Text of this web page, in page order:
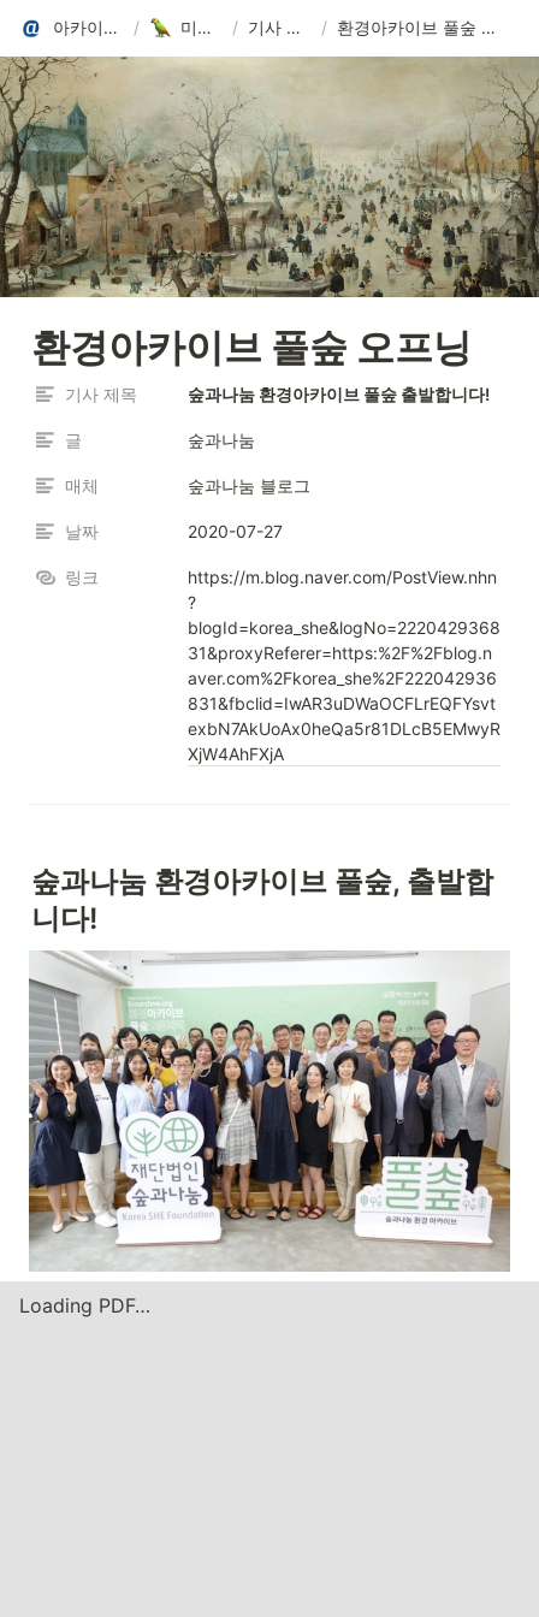
아카이브랩 / 미디어 / 기사 링크 / 환경아카이브 풀숲 오프닝
환경아카이브 풀숲 오프닝
기사 제목 숲과나눔 환경아카이브 풀숲 출발합니다!
글 숲과나눔
매체 숲과나눔 블로그
날짜 2020-07-27
링크
https://m.blog.naver.com/PostView.nhn
?
blogId=korea_she&logNo=2220429368
31&proxyReferer=https:%2F%2Fblog.n
aver.com%2Fkorea_she%2F222042936
831&fbclid=IwAR3uDWaOCFLrEQFYsvt
exbN7AkUoAx0heQa5r81DLcB5EMwyR
XjW4AhFXjA
숲과나눔 환경아카이브 풀숲, 출발합
니다!
Loading PDF…